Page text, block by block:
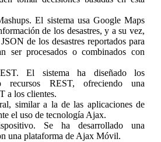
El sistema usa Google Maps
de los desastres, y a su vez,
de los desastres reportados para
ser procesados o combinados con
El sistema ha diseñado los
recursos REST, ofreciendo una
a los clientes.
similar a la de las aplicaciones de
el uso de tecnología Ajax.
Se ha desarrollado una
una plataforma de Ajax Móvil.